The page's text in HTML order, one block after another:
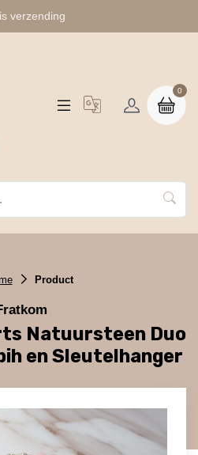
verzending
0
Product
Natuursteen Duo
en Sleutelhanger